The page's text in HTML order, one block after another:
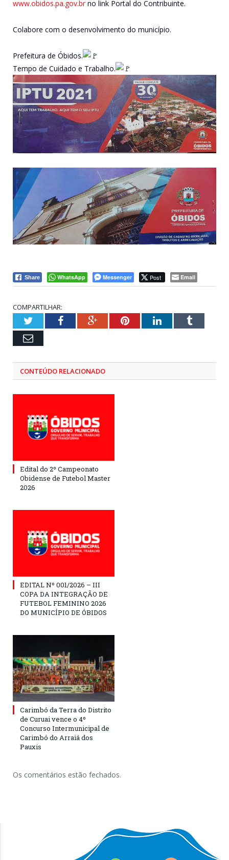
www.obidos.pa.gov.br no link Portal do Contribuinte.
Colabore com o desenvolvimento do município.
Prefeitura de Óbidos.
Tempo de Cuidado e Trabalho.
Share WhatsApp Messenger Post Email
COMPARTILHAR:
TwitterFacebookGoogle+PinterestLinkedInTumblr
Email
CONTEÚDO RELACIONADO
Edital do 2º Campeonato
Obidense de Futebol Master
2026
EDITAL Nº 001/2026 – III
COPA DA INTEGRAÇÃO DE
FUTEBOL FEMININO 2026
DO MUNICÍPIO DE ÓBIDOS
Carimbó da Terra do Distrito
de Curuai vence o 4º
Concurso Intermunicipal de
Carimbó do Arraiá dos
Pauxis
Os comentários estão fechados.